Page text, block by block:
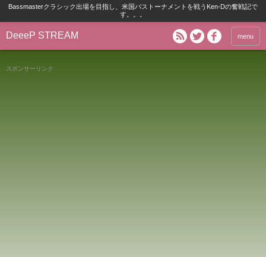
Bassmasterクラシック出場を目指し、米国バストーナメントを戦うKen-Dの奮戦記で
す。。。
DeeeP STREAM menu
スポンサーリンク